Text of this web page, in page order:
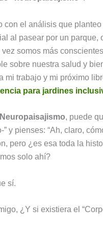
con el análisis que
al pasear por un
somos más
sobre nuestra salud y
mi trabajo y mi próximo
para jardines
Neuropaisajismo, puede
” y pienses: “Ah, claro,
pero ¿es esa toda la
solo ahí?
sí.
¿Y si existiera el